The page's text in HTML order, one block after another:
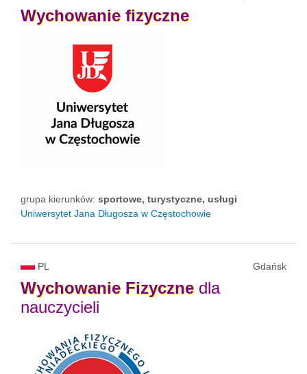
Wychowanie fizyczne
grupa kierunków: sportowe, turystyczne, usługi
Uniwersytet Jana Długosza w Częstochowie
PL Gdańsk
Wychowanie Fizycznedla
nauczycieli